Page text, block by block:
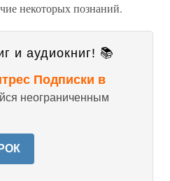
некоторых познаний.
и аудиокниг! 📚
Подписки в
неограниченным